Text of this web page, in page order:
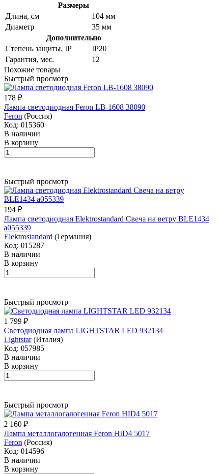
Размеры
Длина, см
104 мм
Диаметр
35 мм
Дополнительно
Степень защиты, IP
IP20
Гарантия, мес.
12
Похожие товары
Быстрый просмотр
178 ₽
Лампа светодиодная Feron LB-1608 38090
Feron (Россия)
Код: 015360
В наличии
В корзину
Быстрый просмотр
194 ₽
Лампа светодиодная Elektrostandard Свеча на ветру BLE1434
a055339
Elektrostandard (Германия)
Код: 015287
В наличии
В корзину
Быстрый просмотр
1 799 ₽
Светодиодная лампа LIGHTSTAR LED 932134
Lightstar(Италия)
Код: 057985
В наличии
В корзину
Быстрый просмотр
2 160 ₽
Лампа металлогалогенная Feron HID4 5017
Feron (Россия)
Код: 014596
В наличии
В корзину